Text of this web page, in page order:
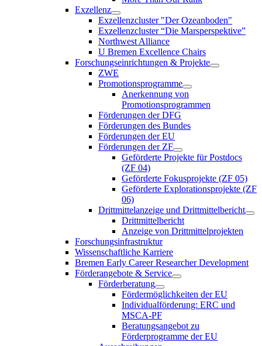
Exzellenz
Exzellenzcluster "Der Ozeanboden"
Exzellenzcluster “Die Marsperspektive”
Northwest Alliance
U Bremen Excellence Chairs
Forschungseinrichtungen & Projekte
ZWE
Promotionsprogramme
Anerkennung von
Promotionsprogrammen
Förderungen der DFG
Förderungen des Bundes
Förderungen der EU
Förderungen der ZF
Geförderte Projekte für Postdocs
(ZF 04)
Geförderte Fokusprojekte (ZF 05)
Geförderte Explorationsprojekte (ZF
06)
Drittmittelanzeige und Drittmittelbericht
Drittmittelbericht
Anzeige von Drittmittelprojekten
Forschungsinfrastruktur
Wissenschaftliche Karriere
Bremen Early Career Researcher Development
Förderangebote & Service
Förderberatung
Fördermöglichkeiten der EU
Individualförderung: ERC und
MSCA-PF
Beratungsangebot zu
Förderprogramme der EU